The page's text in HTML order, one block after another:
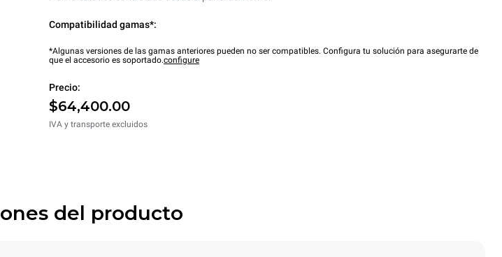
Compatibilidad gamas*:
*Algunas versiones de las gamas anteriores pueden no ser compatibles. Configura tu solución para asegurarte de
que el accesorio es soportado.configure
Precio:
$64,400.00
IVA y transporte excluidos
del producto